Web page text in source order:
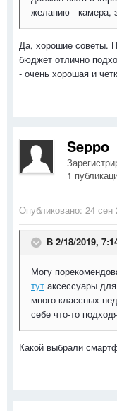
желанию - камера,
Да, хорошие советы.
бюджет отлично
- очень хорошая и
Seppo
1
Опубликовано: 24 сен
В 2/18/2019,
Могу
тут аксессуары
много классных
себе что-то
Какой выбрали